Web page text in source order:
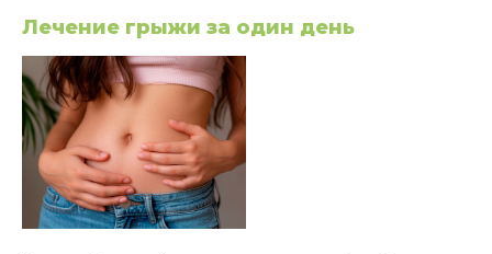
Лечение грыжи за один день